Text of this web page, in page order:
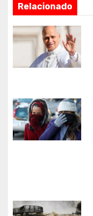
Relacionado